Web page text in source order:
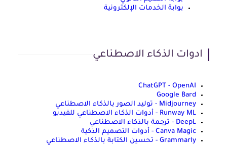
بوابة الخدمات الإلكترونية
ادوات الذكاء الاصطناعي
ChatGPT - OpenAI
Google Bard
Midjourney - توليد الصور بالذكاء الاصطناعي
Runway ML - أدوات الذكاء الاصطناعي للفيديو
DeepL - ترجمة بالذكاء الاصطناعي
Canva Magic - أدوات التصميم الذكية
Grammarly - تحسين الكتابة بالذكاء الاصطناعي